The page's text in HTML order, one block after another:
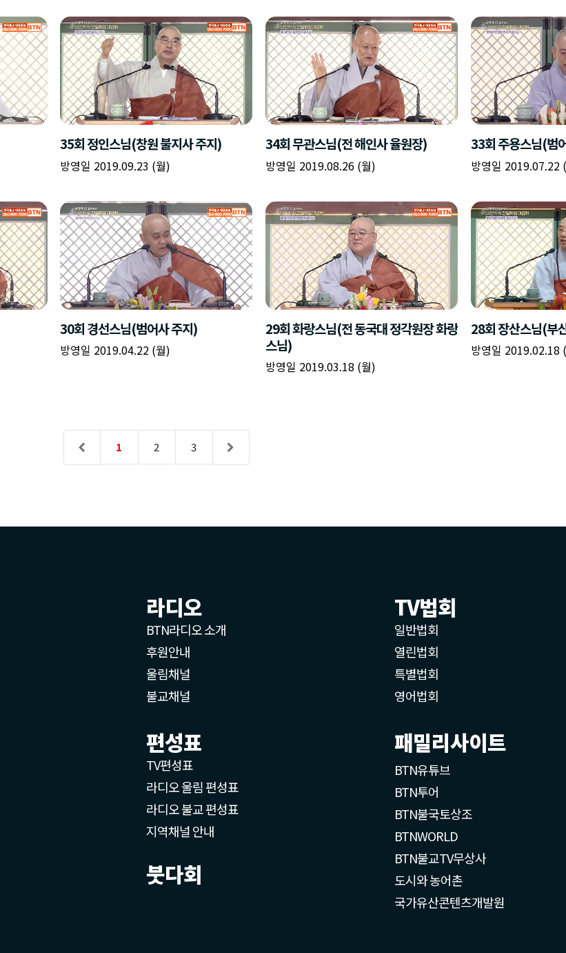
닫기
라디오
BTN라디오 소개
후원안내
울림채널
불교채널
편성표
TV편성표
라디오 울림 편성표
라디오 불교 편성표
지역채널 안내
붓다회
TV법회
일반법회
열린법회
특별법회
영어법회
패밀리사이트
BTN유튜브
BTN투어
BTN불국토상조
BTNWORLD
BTN불교TV무상사
도시와 농어촌
국가유산콘텐츠개발원